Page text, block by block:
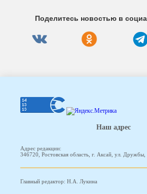
Поделитесь новостью в
Наш адрес
Адрес редакции:
346720, Ростовская область, г. Аксай, ул. Дружбы,
Главный редактор: Н.А. Лукина